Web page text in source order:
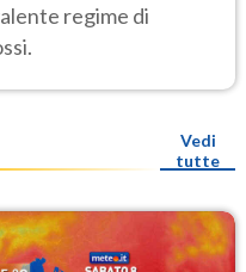
regime di
Vedi
tutte